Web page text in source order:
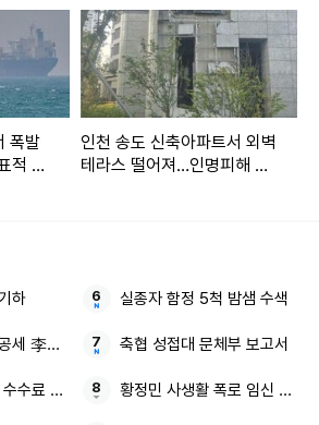
폭발
적 무
인천 송도 신축아파트서 외벽
테라스 떨어져…인명피해 없
하
세 李정부
수료 평생 우대
실종자 함정 5척 밤샘 수색
축협 성접대 문체부 보고서
황정민 사생활 폭로 임신 축하